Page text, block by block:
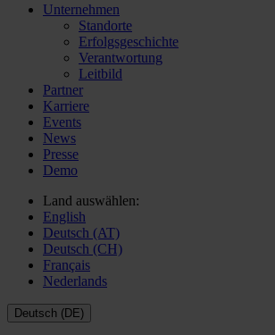
Unternehmen
Standorte
Erfolgsgeschichte
Verantwortung
Leitbild
Partner
Karriere
Events
News
Presse
Demo
Land auswählen:
English
Deutsch (AT)
Deutsch (CH)
Français
Nederlands
Deutsch (DE)